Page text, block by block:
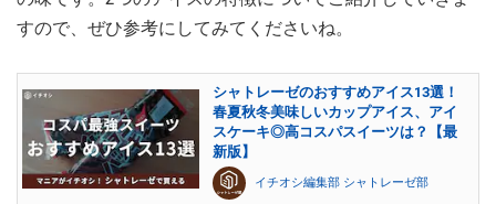
すので、ぜひ参考にしてみてくださいね。
シャトレーゼのおすすめアイス13選！
春夏秋冬美味しいカップアイス、アイ
スケーキ◎高コスパスイーツは？【最
新版】
イチオシ編集部 シャトレーゼ部